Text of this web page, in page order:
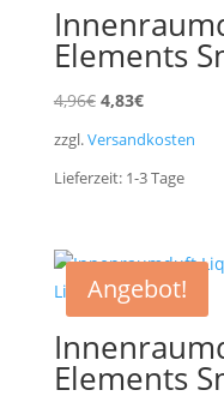
Elements
4,96€ Ursprünglicher
4,96€
4,83€Aktueller
4,83€.
zzgl.Versandkosten
Lieferzeit: 1-3Tage
Angebot!
Elements